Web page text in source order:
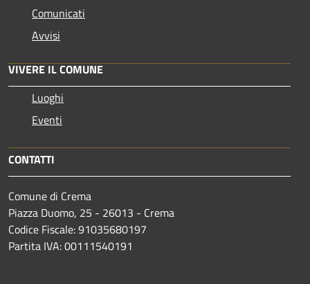
Comunicati
Avvisi
VIVERE IL COMUNE
Luoghi
Eventi
CONTATTI
Comune di Crema
Piazza Duomo, 25 - 26013 - Crema
Codice Fiscale: 91035680197
Partita IVA: 00111540191